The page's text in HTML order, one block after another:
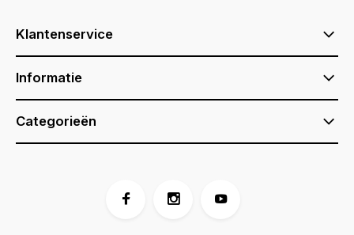
Klantenservice
Informatie
Categorieën